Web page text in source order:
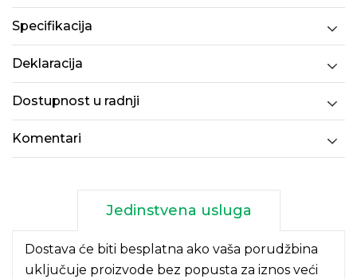
Specifikacija
Deklaracija
Dostupnost u radnji
Komentari
Jedinstvena usluga
Dostava će biti besplatna ako vaša porudžbina
uključuje proizvode bez popusta za iznos veći